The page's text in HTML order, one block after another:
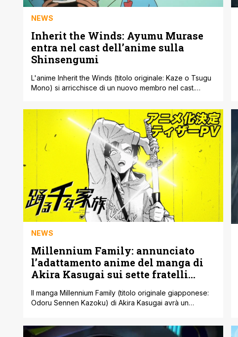
NEWS
Inherit the Winds: Ayumu Murase
entra nel cast dell’anime sulla
Shinsengumi
L'anime Inherit the Winds (titolo originale: Kaze o Tsugu
Mono) si arricchisce di un nuovo membro nel cast.
Goodbye, Lara, interpreterà Tōdō Heisuke, membro
della Shinsengumi. La serie debutterà in Giappone nel
gennaio 2027. La trasmissione avverrà sul blocco Agaru
Anime delle reti JNN, incluse [']
NEWS
Millennium Family: annunciato
l’adattamento anime del manga di
Akira Kasugai sui sette fratelli
Il manga Millennium Family (titolo originale giapponese:
Odoru Sennen Kazoku) di Akira Kasugai avrà un
visual, un trailer promozionale e le prime informazioni su